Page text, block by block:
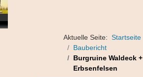
Aktuelle Seite: Startseite
Baubericht
Burgruine Waldeck +
Erbsenfelsen